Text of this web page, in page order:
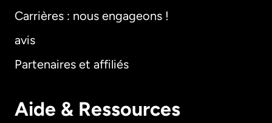
Carrières : nous engageons !
avis
Partenaires et affiliés
Aide & Ressources